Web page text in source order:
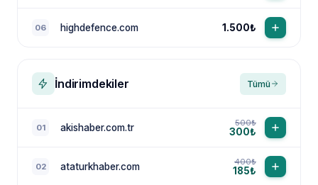
06 highdefence.com 1.500₺
İndirimdekiler Tümü
01 akishaber.com.tr 500₺
300₺
02 ataturkhaber.com 400₺
185₺